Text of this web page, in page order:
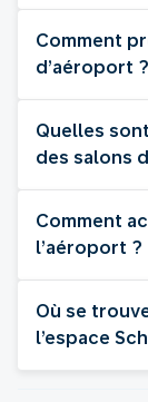
Comment
d’aéroport ?
Quelles
des salons
Comment
l’aéroport ?
Où se
l’espace